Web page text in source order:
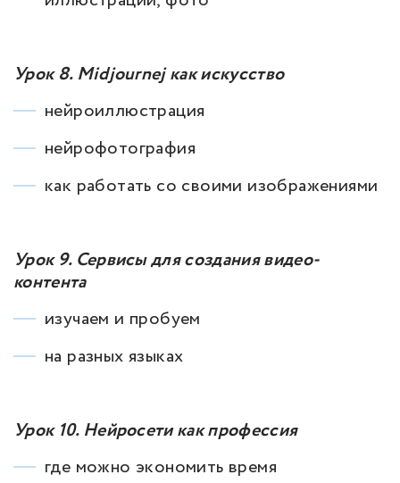
Урок 8. Midjournej как искусство
нейроиллюстрация
нейрофотография
как работать со своими изображениями
Урок 9. Сервисы для создания видео-
контента
изучаем и пробуем
на разных языках
Урок 10. Нейросети как профессия
где можно экономить время